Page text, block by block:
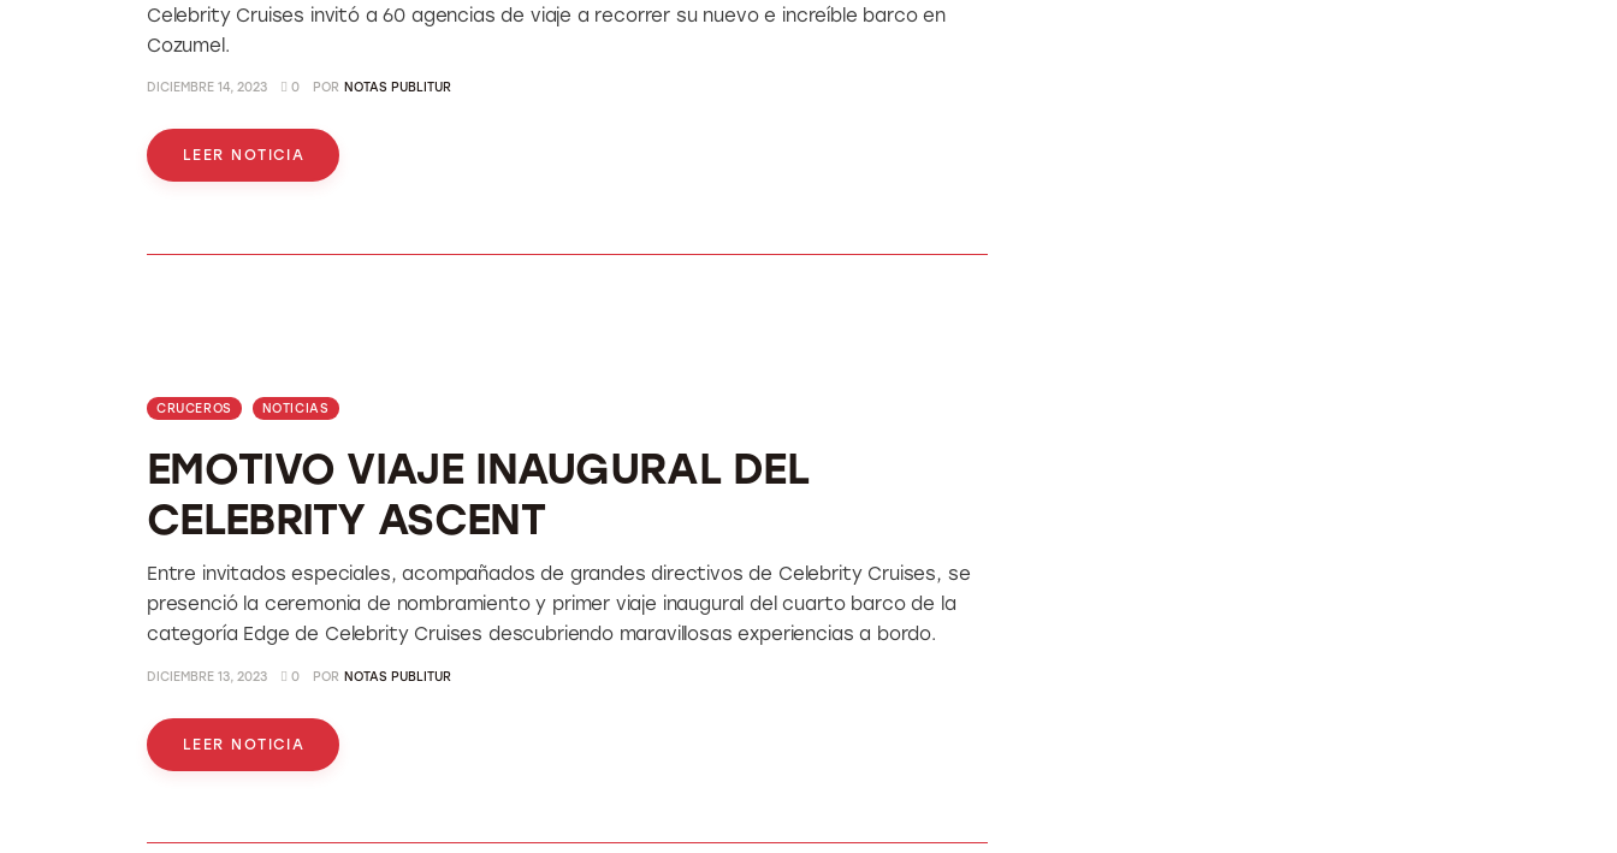
Celebrity Cruises invitó a 60 agencias de viaje a recorrer su nuevo e increíble barco en
Cozumel.
DICIEMBRE 14, 2023 0 POR NOTAS PUBLITUR
LEER NOTICIA
CRUCEROS NOTICIAS
EMOTIVO VIAJE INAUGURAL DEL
CELEBRITY ASCENT
Entre invitados especiales, acompañados de grandes directivos de Celebrity Cruises, se
presenció la ceremonia de nombramiento y primer viaje inaugural del cuarto barco de la
categoría Edge de Celebrity Cruises descubriendo maravillosas experiencias a bordo.
DICIEMBRE 13, 2023 0 POR NOTAS PUBLITUR
LEER NOTICIA